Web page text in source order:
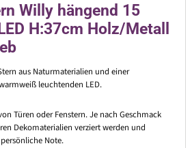
Willy hängend 15
H:37cm Holz/Metall
aus Naturmaterialien und einer
leuchtenden LED.
Türen oder Fenstern. Je nach Geschmack
Dekomaterialien verziert werden und
Note.